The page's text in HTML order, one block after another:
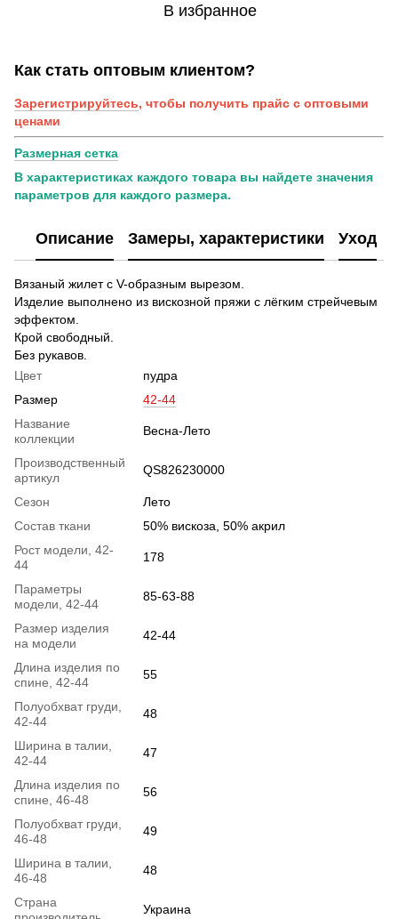
В избранное
Как стать оптовым клиентом?
Зарегистрируйтесь, чтобы получить прайс с оптовыми
ценами
Размерная сетка
В характеристиках каждого товара вы найдете значения
параметров для каждого размера.
Описание Замеры, характеристики Уход
Вязаный жилет с V-образным вырезом.
Изделие выполнено из вискозной пряжи с лёгким стрейчевым
эффектом.
Крой свободный.
Без рукавов.
Цвет
пудра
Размер
42-44
Название
коллекции
Весна-Лето
Производственный
артикул
QS826230000
Сезон
Лето
Состав ткани
50% вискоза, 50% акрил
Рост модели, 42-
44
178
Параметры
модели, 42-44
85-63-88
Размер изделия
на модели
42-44
Длина изделия по
спине, 42-44
55
Полуобхват груди,
42-44
48
Ширина в талии,
42-44
47
Длина изделия по
спине, 46-48
56
Полуобхват груди,
46-48
49
Ширина в талии,
46-48
48
Страна
Украина